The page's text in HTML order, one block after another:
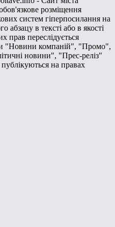
розміщення
систем гіперпосилання на
абзацу в тексті або в якості
прав переслідується
"Новини компаній", "Промо",
новини", "Прес-реліз"
на правах